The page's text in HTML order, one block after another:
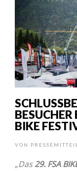
BIKE
VON
„Das29. FSA